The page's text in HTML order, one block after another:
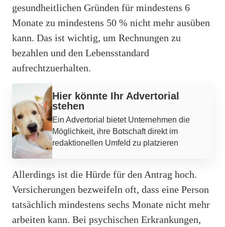
gesundheitlichen Gründen für mindestens 6
Monate zu mindestens 50 % nicht mehr ausüben
kann. Das ist wichtig, um Rechnungen zu
bezahlen und den Lebensstandard
aufrechtzuerhalten.
Hier könnte Ihr Advertorial
stehen
Ein Advertorial bietet Unternehmen die
Möglichkeit, ihre Botschaft direkt im
redaktionellen Umfeld zu platzieren
Allerdings ist die Hürde für den Antrag hoch.
Versicherungen bezweifeln oft, dass eine Person
tatsächlich mindestens sechs Monate nicht mehr
arbeiten kann. Bei psychischen Erkrankungen,